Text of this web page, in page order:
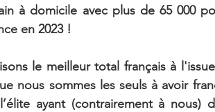
à domicile avec plus de 65 000
en 2023 !
le meilleur total français à
nous sommes les seuls à avoir
ayant (contrairement à